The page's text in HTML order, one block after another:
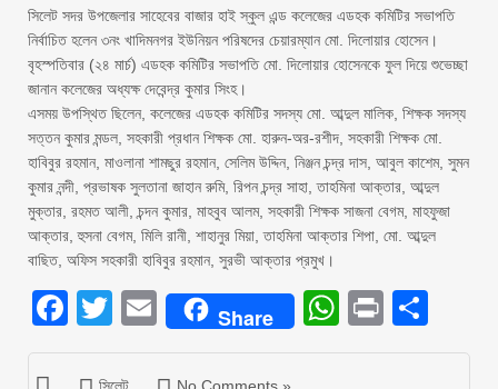
সিলেট সদর উপজেলার সাহেবের বাজার হাই স্কুল এন্ড কলেজের এডহক কমিটির সভাপতি
নির্বাচিত হলেন ৩নং খাদিমনগর ইউনিয়ন পরিষদের চেয়ারম্যান মো. দিলোয়ার হোসেন।
বৃহস্পতিবার (২৪ মার্চ) এডহক কমিটির সভাপতি মো. দিলোয়ার হোসেনকে ফুল দিয়ে শুভেচ্ছা
জানান কলেজের অধ্যক্ষ দেবেন্দ্র কুমার সিংহ।
এসময় উপস্থিত ছিলেন, কলেজের এডহক কমিটির সদস্য মো. আব্দুল মালিক, শিক্ষক সদস্য
সত্তন কুমার মন্ডল, সহকারী প্রধান শিক্ষক মো. হারুন-অর-রশীদ, সহকারী শিক্ষক মো.
হাবিবুর রহমান, মাওলানা শামছুর রহমান, সেলিম উদ্দিন, নিঞ্জন চন্দ্র দাস, আবুল কাশেম, সুমন
কুমার নন্দী, প্রভাষক সুলতানা জাহান রুমি, রিপন চন্দ্র সাহা, তাহমিনা আক্তার, আব্দুল
মুক্তার, রহমত আলী, চন্দন কুমার, মাহবুব আলম, সহকারী শিক্ষক সাজনা বেগম, মাহফুজা
আক্তার, হুসনা বেগম, মিলি রানী, শাহানুর মিয়া, তাহমিনা আক্তার শিপা, মো. আব্দুল
বাছিত, অফিস সহকারী হাবিবুর রহমান, সুরভী আক্তার প্রমুখ।
Facebook
Twitter
EmailShare Print